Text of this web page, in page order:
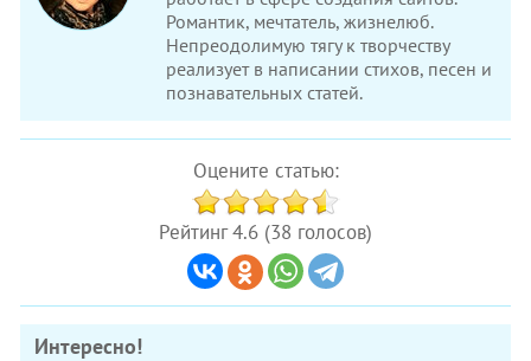
Романтик, мечтатель, жизнелюб.
Непреодолимую тягу к творчеству
реализует в написании стихов, песен и
познавательных статей.
Оцените статью:
Рейтинг 4.6 (38 голосов)
Интересно!